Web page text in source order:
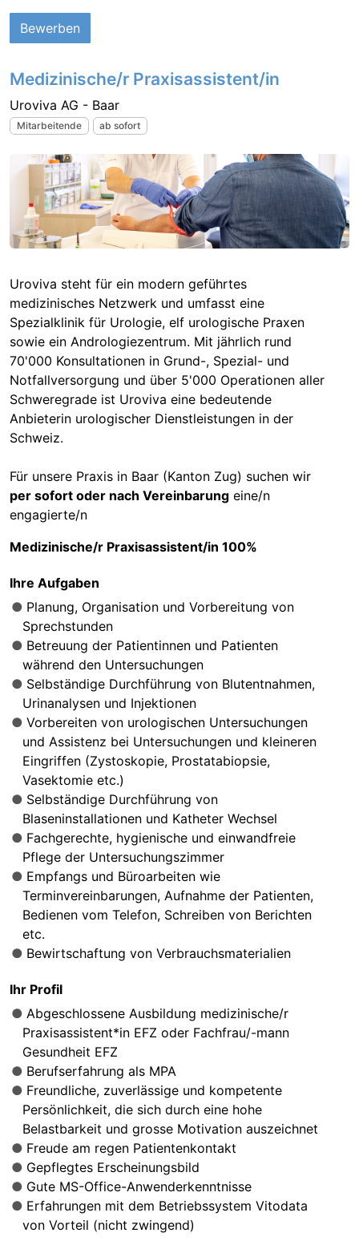
Bewerben
Medizinische/r Praxisassistent/in
Uroviva AG - Baar
Mitarbeitende ab sofort
Uroviva steht für ein modern geführtes
medizinisches Netzwerk und umfasst eine
Spezialklinik für Urologie, elf urologische Praxen
sowie ein Andrologiezentrum. Mit jährlich rund
70'000 Konsultationen in Grund-, Spezial- und
Notfallversorgung und über 5'000 Operationen aller
Schweregrade ist Uroviva eine bedeutende
Anbieterin urologischer Dienstleistungen in der
Schweiz.
Für unsere Praxis in Baar (Kanton Zug) suchen wir
per sofort oder nach Vereinbarung eine/n
engagierte/n
Medizinische/r Praxisassistent/in 100%
Ihre Aufgaben
Planung, Organisation und Vorbereitung von
Sprechstunden
Betreuung der Patientinnen und Patienten
während den Untersuchungen
Selbständige Durchführung von Blutentnahmen,
Urinanalysen und Injektionen
Vorbereiten von urologischen Untersuchungen
und Assistenz bei Untersuchungen und kleineren
Eingriffen (Zystoskopie, Prostatabiopsie,
Vasektomie etc.)
Selbständige Durchführung von
Blaseninstallationen und Katheter Wechsel
Fachgerechte, hygienische und einwandfreie
Pflege der Untersuchungszimmer
Empfangs und Büroarbeiten wie
Terminvereinbarungen, Aufnahme der Patienten,
Bedienen vom Telefon, Schreiben von Berichten
etc.
Bewirtschaftung von Verbrauchsmaterialien
Ihr Profil
Abgeschlossene Ausbildung medizinische/r
Praxisassistent*in EFZ oder Fachfrau/-mann
Gesundheit EFZ
Berufserfahrung als MPA
Freundliche, zuverlässige und kompetente
Persönlichkeit, die sich durch eine hohe
Belastbarkeit und grosse Motivation auszeichnet
Freude am regen Patientenkontakt
Gepflegtes Erscheinungsbild
Gute MS-Office-Anwenderkenntnisse
Erfahrungen mit dem Betriebssystem Vitodata
von Vorteil (nicht zwingend)